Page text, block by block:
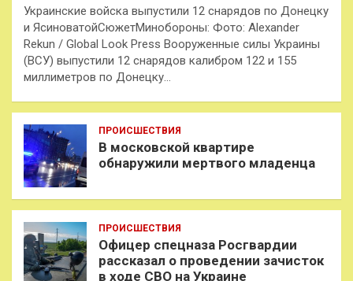
Украинские войска выпустили 12 снарядов по Донецку
и ЯсиноватойСюжетМинобороны: Фото: Alexander
Rekun / Global Look Press Вооруженные силы Украины
(ВСУ) выпустили 12 снарядов калибром 122 и 155
миллиметров по Донецку…
ПРОИСШЕСТВИЯ
В московской квартире
обнаружили мертвого младенца
ПРОИСШЕСТВИЯ
Офицер спецназа Росгвардии
рассказал о проведении зачисток
в ходе СВО на Украине